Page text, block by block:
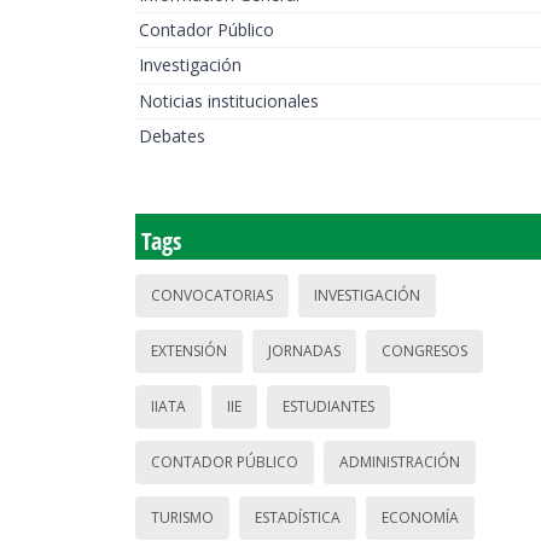
Contador Público
Investigación
Noticias institucionales
Debates
Tags
CONVOCATORIAS INVESTIGACIÓN
EXTENSIÓN JORNADAS CONGRESOS
IIATA IIE ESTUDIANTES
CONTADOR PÚBLICO ADMINISTRACIÓN
TURISMO ESTADÍSTICA ECONOMÍA